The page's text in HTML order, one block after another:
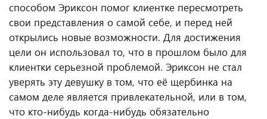
способом Эриксон помог клиентке пересмотреть
свои представления о самой себе, и перед ней
открылись новые возможности. Для достижения
цели он использовал то, что в прошлом было для
клиентки серьезной проблемой. Эриксон не стал
уверять эту девушку в том, что её щербинка на
самом деле является привлекательной, или в том,
что кто-нибудь когда-нибудь обязательно